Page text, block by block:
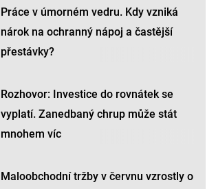
Práce v úmorném vedru. Kdy vzniká
nárok na ochranný nápoj a častější
přestávky?
Rozhovor: Investice do rovnátek se
vyplatí. Zanedbaný chrup může stát
mnohem víc
Maloobchodní tržby v červnu vzrostly o